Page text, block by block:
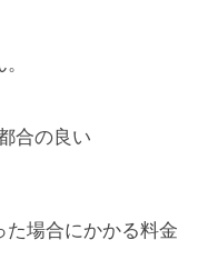
合の良い
た場合にかかる料金